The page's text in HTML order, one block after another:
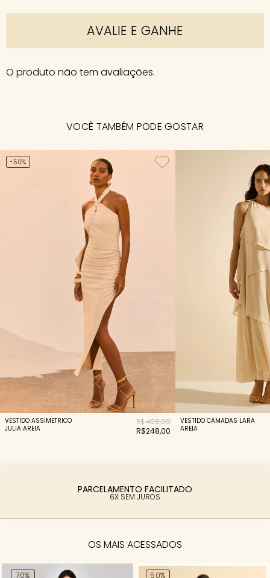
AVALIE E GANHE
O produto não tem avaliações.
VOCÊ TAMBÉM PODE GOSTAR
-50%
VESTIDO ASSIMETRICO
JULIA AREIA
R$ 498,00
R$248,00
VESTIDO CAMADAS LARA
AREIA
PARCELAMENTO FACILITADO
6X SEM JUROS
OS MAIS ACESSADOS
70% 50%